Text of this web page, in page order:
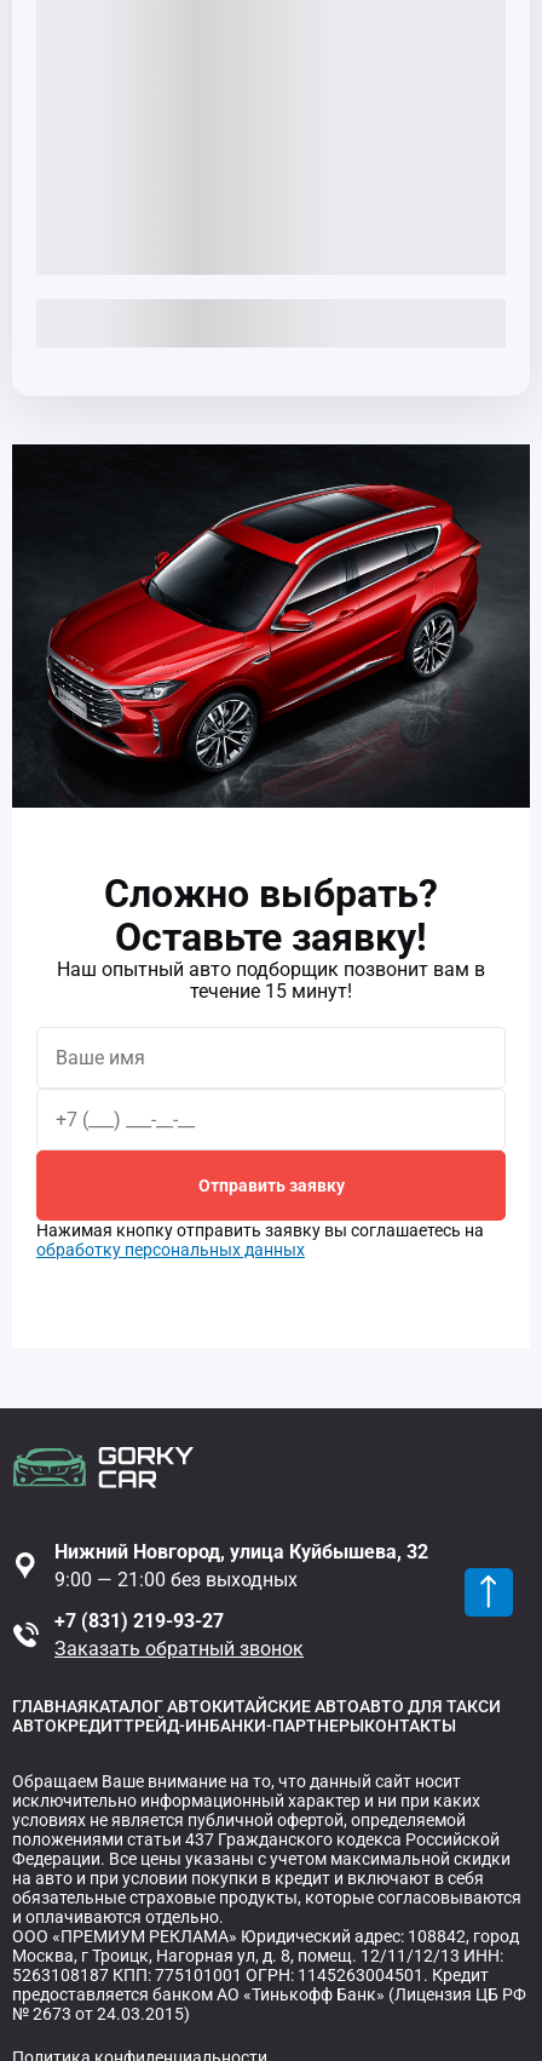
Сложно выбрать?
Оставьте заявку!
Наш опытный авто подборщик позвонит вам в
течение 15 минут!
Отправить заявку
Нажимая кнопку отправить заявку вы соглашаетесь на
обработку персональных данных
Нижний Новгород, улица Куйбышева, 32
9:00 — 21:00 без выходных
+7 (831) 219-93-27
Заказать обратный звонок
ГЛАВНАЯКАТАЛОГ АВТОКИТАЙСКИЕ АВТОАВТО ДЛЯ ТАКСИ
АВТОКРЕДИТТРЕЙД-ИНБАНКИ-ПАРТНЕРЫКОНТАКТЫ
Обращаем Ваше внимание на то, что данный сайт носит
исключительно информационный характер и ни при каких
условиях не является публичной офертой, определяемой
положениями статьи 437 Гражданского кодекса Российской
Федерации. Все цены указаны с учетом максимальной скидки
на авто и при условии покупки в кредит и включают в себя
обязательные страховые продукты, которые согласовываются
и оплачиваются отдельно.
ООО «ПРЕМИУМ РЕКЛАМА» Юридический адрес: 108842, город
Москва, г Троицк, Нагорная ул, д. 8, помещ. 12/11/12/13 ИНН:
5263108187 КПП: 775101001 ОГРН: 1145263004501. Кредит
предоставляется банком АО «Тинькофф Банк» (Лицензия ЦБ РФ
№ 2673 от 24.03.2015)
Политика конфиденциальности